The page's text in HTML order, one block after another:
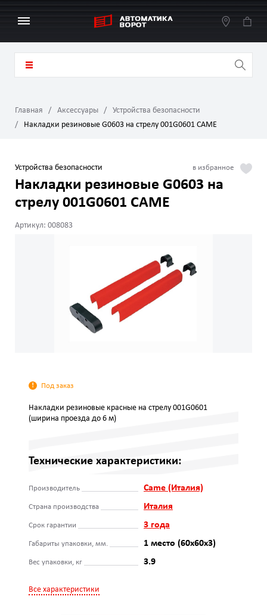
Главная Аксессуары
Устройства безопасности
Накладки резиновые G0603 на стрелу 001G0601 CAME
Устройства безопасности
Накладки резиновые G0603 на
стрелу 001G0601 CAME
Артикул: 008083
Под заказ
Накладки резиновые красные на стрелу 001G0601
(ширина проезда до 6 м)
Технические характеристики:
Производитель Came (Италия)
Страна производства Италия
Срок гарантии 3 года
Габариты упаковки, мм. 1 место (60x60x3)
Вес упаковки, кг 3.9
Все характеристики